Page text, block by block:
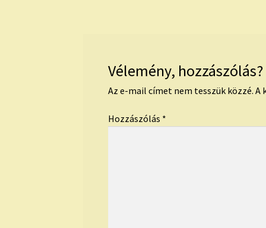
Vélemény, hozzászólás?
Az e-mail címet nem tesszük közzé. A
Hozzászólás *